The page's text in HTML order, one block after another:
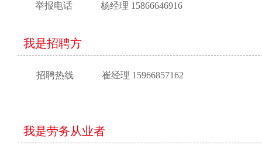
举报电话
杨经理 15866646916
我是招聘方
招聘热线 崔经理 15966857162
我是劳务从业者